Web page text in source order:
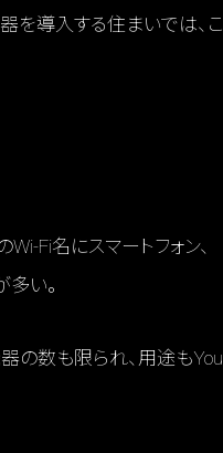
を導入する住まいでは、こ
Fi名にスマートフォン、
い。
の数も限られ、用途もYou